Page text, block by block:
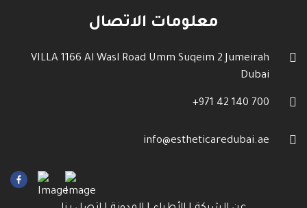
معلومات الاتصال
VILLA 1166 Al Wasl Road Umm Suqeim 2 Jumeirah
Dubai
700 140 42 971+
info@estheticaredubai.ae